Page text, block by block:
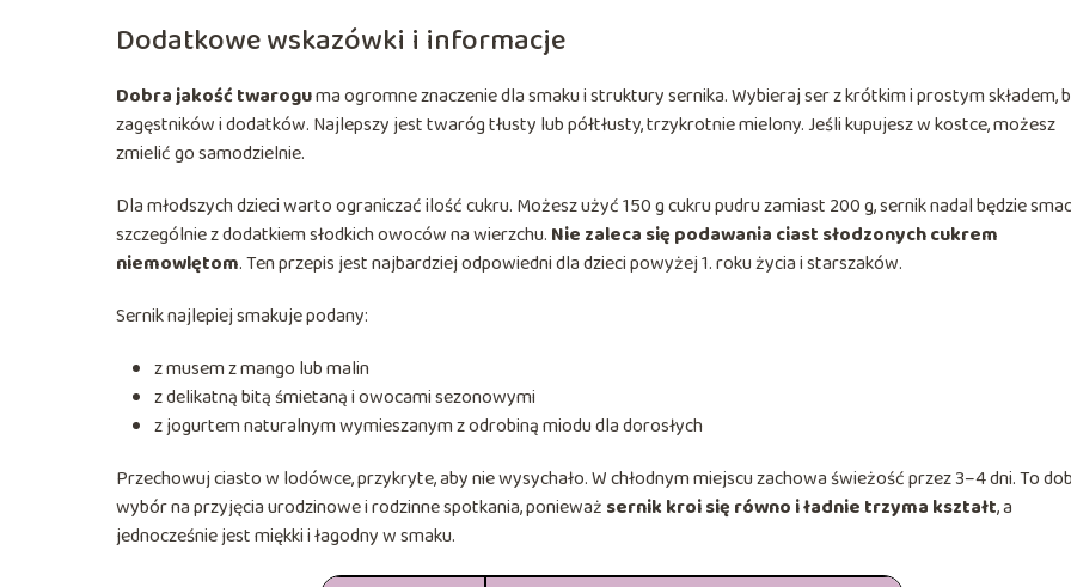
Dodatkowe wskazówki i informacje
Dobra jakość twaroguma ogromne znaczenie dla smaku i struktury sernika. Wybieraj ser z krótkim i prostym składem,
zagęstników i dodatków. Najlepszy jest twaróg tłusty lub półtłusty, trzykrotnie mielony. Jeśli kupujesz w kostce, możesz
zmielić go samodzielnie.
Dla młodszych dzieci warto ograniczać ilość cukru. Możesz użyć 150 g cukru pudru zamiast 200 g, sernik nadal będzie
szczególnie z dodatkiem słodkich owoców na wierzchu. Nie zaleca się podawania ciast słodzonych cukrem
niemowlętom. Ten przepis jest najbardziej odpowiedni dla dzieci powyżej 1. roku życia i starszaków.
Sernik najlepiej smakuje podany:
z musem z mango lub malin
z delikatną bitą śmietaną i owocami sezonowymi
z jogurtem naturalnym wymieszanym z odrobiną miodu dla dorosłych
Przechowuj ciasto w lodówce, przykryte, aby nie wysychało. W chłodnym miejscu zachowa świeżość przez 3–4 dni. To
wybór na przyjęcia urodzinowe i rodzinne spotkania, ponieważ sernik kroi się równo i ładnie trzyma kształt, a
jednocześnie jest miękki i łagodny w smaku.